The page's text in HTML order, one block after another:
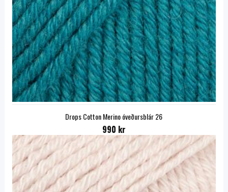
Drops Cotton Merino óveðursblár 26
990 kr